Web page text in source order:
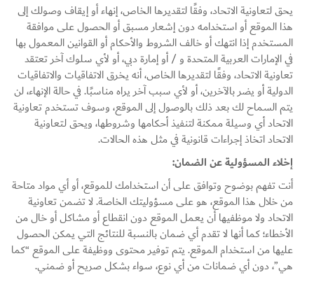
يحق لتعاونية الاتحاد، وفقًا لتقديرها الخاص، إنهاء أو إيقاف وصولك إلى
هذا الموقع أو استخدامه دون إشعار مسبق أو الحصول على موافقة
المستخدم إذا انتهك أو خالف الشروط والأحكام أو القوانين المعمول بها
في الإمارات العربية المتحدة و / أو إمارة دبي، أو لأي سلوك آخر تعتقد
تعاونية الاتحاد، وفقًا لتقديرها الخاص، أنه يخرق الاتفاقيات والاتفاقيات
الدولية أو يضر بالآخرين، أو لأي سبب آخر يراه مناسبًا. في حالة الإنهاء، لن
يتم السماح لك بعد ذلك بالوصول إلى الموقع، وسوف تستخدم تعاونية
الاتحاد أي وسيلة ممكنة لتنفيذ أحكامها وشروطها، ويحق لـتعاونية
الاتحاد اتخاذ إجراءات قانونية في مثل هذه الحالات.
إخلاء المسؤولية عن الضمان:
أنت تفهم بوضوح وتوافق على أن استخدامك للموقع، أو أي مواد متاحة
من خلال هذا الموقع، هو على مسؤوليتك الخاصة. لا تضمن تعاونية
الاتحاد ولا موظفيها أن يعمل الموقع دون انقطاع أو مشاكل أو خال من
الأخطاء؛ كما أنها لا تقدم أي ضمان بالنسبة للنتائج التي يمكن الحصول
عليها من استخدام الموقع. يتم توفير محتوى ووظيفة على الموقع “كما
هي”، دون أي ضمانات من أي نوع، سواء بشكل صريح أو ضمني.